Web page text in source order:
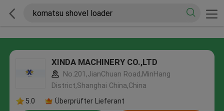
XINDA MACHINERY CO.,LTD
No.201,JianChuan Road,MinHang
District,Shanghai China,China
5.0
Überprüfter Lieferant